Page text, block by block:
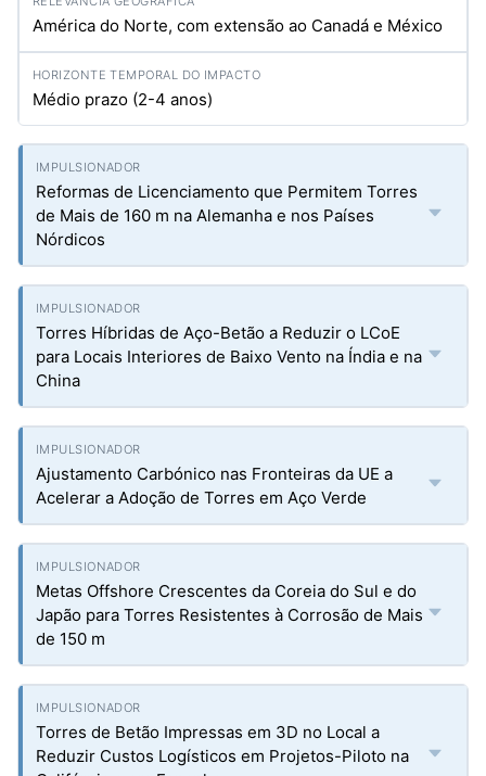
América do Norte, com extensão ao Canadá e México
Médio prazo (2-4 anos)
Reformas de Licenciamento que Permitem Torres
de Mais de 160 m na Alemanha e nos Países
Nórdicos
Torres Híbridas de Aço-Betão a Reduzir o LCoE
para Locais Interiores de Baixo Vento na Índia e na
China
Ajustamento Carbónico nas Fronteiras da UE a
Acelerar a Adoção de Torres em Aço Verde
Metas Offshore Crescentes da Coreia do Sul e do
Japão para Torres Resistentes à Corrosão de Mais
de 150 m
Torres de Betão Impressas em 3D no Local a
Reduzir Custos Logísticos em Projetos-Piloto na